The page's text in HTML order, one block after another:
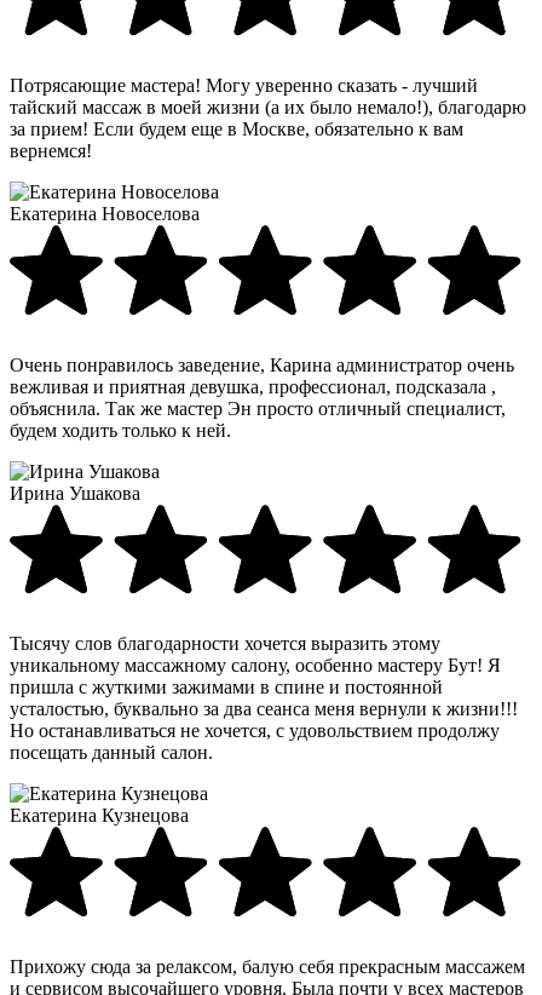
Потрясающие мастера! Могу уверенно сказать - лучший
тайский массаж в моей жизни (а их было немало!), благодарю
за прием! Если будем еще в Москве, обязательно к вам
вернемся!
Екатерина Новоселова
Очень понравилось заведение, Карина администратор очень
вежливая и приятная девушка, профессионал, подсказала ,
объяснила. Так же мастер Эн просто отличный специалист,
будем ходить только к ней.
Ирина Ушакова
Тысячу слов благодарности хочется выразить этому
уникальному массажному салону, особенно мастеру Бут! Я
пришла с жуткими зажимами в спине и постоянной
усталостью, буквально за два сеанса меня вернули к жизни!!!
Но останавливаться не хочется, с удовольствием продолжу
посещать данный салон.
Екатерина Кузнецова
Прихожу сюда за релаксом, балую себя прекрасным массажем
и сервисом высочайшего уровня. Была почти у всех мастеров